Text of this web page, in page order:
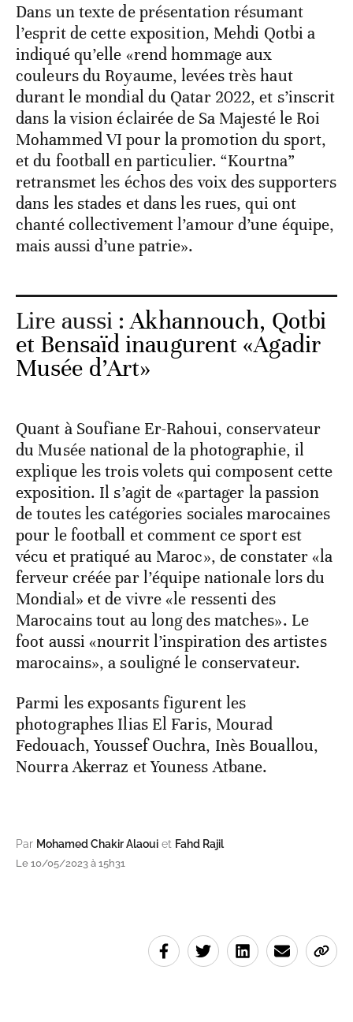
Dans un texte de présentation résumant
l’esprit de cette exposition, Mehdi Qotbi a
indiqué qu’elle «rend hommage aux
couleurs du Royaume, levées très haut
durant le mondial du Qatar 2022, et s’inscrit
dans la vision éclairée de Sa Majesté le Roi
Mohammed VI pour la promotion du sport,
et du football en particulier. “Kourtna”
retransmet les échos des voix des supporters
dans les stades et dans les rues, qui ont
chanté collectivement l’amour d’une équipe,
mais aussi d’une patrie».
Lire aussi :Akhannouch, Qotbi
et Bensaïd inaugurent «Agadir
Musée d’Art»
Quant à Soufiane Er-Rahoui, conservateur
du Musée national de la photographie, il
explique les trois volets qui composent cette
exposition. Il s’agit de «partager la passion
de toutes les catégories sociales marocaines
pour le football et comment ce sport est
vécu et pratiqué au Maroc», de constater «la
ferveur créée par l’équipe nationale lors du
Mondial» et de vivre «le ressenti des
Marocains tout au long des matches». Le
foot aussi «nourrit l’inspiration des artistes
marocains», a souligné le conservateur.
Parmi les exposants figurent les
photographes Ilias El Faris, Mourad
Fedouach, Youssef Ouchra, Inès Bouallou,
Nourra Akerraz et Youness Atbane.
Par Mohamed Chakir Alaoui et Fahd Rajil
Le 10/05/2023 à 15h31